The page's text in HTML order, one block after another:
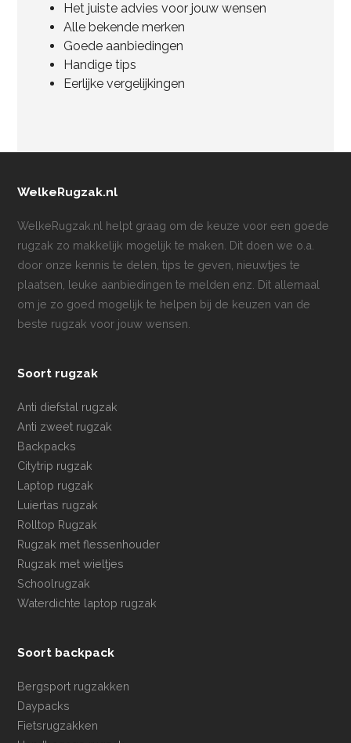
Het juiste advies voor jouw wensen
Alle bekende merken
Goede aanbiedingen
Handige tips
Eerlijke vergelijkingen
WelkeRugzak.nl
WelkeRugzak.nl helpt graag om de keuze voor een goede
rugzak zo makkelijk mogelijk te maken. Dit doen we o.a.
door onze kennis te delen, tips te geven, nieuwtjes te
plaatsen, leuke aanbiedingen te melden enz. Dit allemaal
om je zo goed mogelijk te helpen bij de keuzen van de
beste rugzak voor jouw wensen.
Soort rugzak
Anti diefstal rugzak
Anti zweet rugzak
Backpacks
Citytrip rugzak
Laptop rugzak
Luiertas rugzak
Rolltop Rugzak
Rugzak met flessenhouder
Rugzak met wieltjes
Schoolrugzak
Waterdichte laptop rugzak
Soort backpack
Bergsport rugzakken
Daypacks
Fietsrugzakken